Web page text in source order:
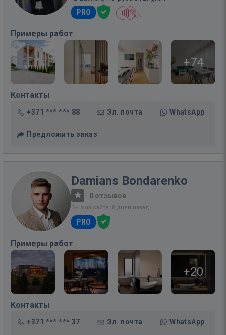
PRO
Примеры работ
+74
Контакты
+371 *** *** 88 Эл. почта WhatsApp
Предложить заказ
Damians Bondarenko
· 0 отзывов
Был на сайте: 8 дней назад
PRO
Примеры работ
+20
Контакты
+371 *** *** 37 Эл. почта WhatsApp